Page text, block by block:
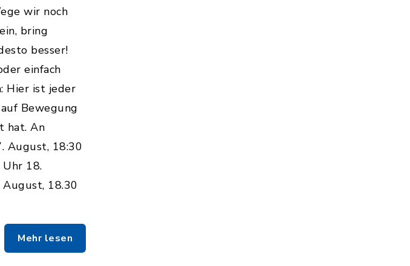
wir noch
bring
besser!
einfach
Hier ist jeder
Bewegung
hat. An
August, 18:30
18.
18.30
Mehr lesen